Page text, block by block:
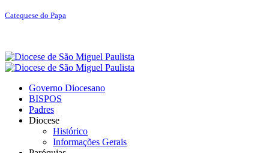
Catequese do Papa
Governo Diocesano
BISPOS
Padres
Diocese
Histórico
Informações Gerais